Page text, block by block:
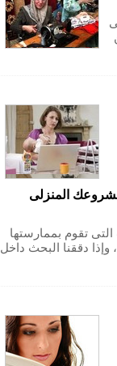
المنزلى
تقوم بممارستها
وإذا دققنا البحث داخل